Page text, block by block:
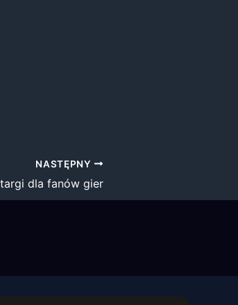
NASTĘPNY
dla fanów gier